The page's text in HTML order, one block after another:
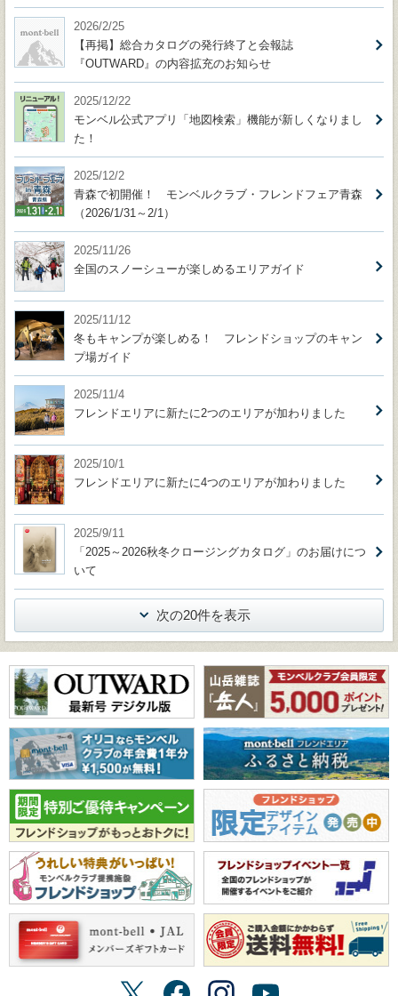
2026/2/25
【再掲】総合カタログの発行終了と会報誌
『OUTWARD』の内容拡充のお知らせ
2025/12/22
モンベル公式アプリ「地図検索」機能が新しくなりまし
た！
2025/12/2
青森で初開催！ モンベルクラブ・フレンドフェア青森
（2026/1/31～2/1）
2025/11/26
全国のスノーシューが楽しめるエリアガイド
2025/11/12
冬もキャンプが楽しめる！ フレンドショップのキャン
プ場ガイド
2025/11/4
フレンドエリアに新たに2つのエリアが加わりました
2025/10/1
フレンドエリアに新たに4つのエリアが加わりました
2025/9/11
「2025～2026秋冬クロージングカタログ」のお届けにつ
いて
次の20件を表示